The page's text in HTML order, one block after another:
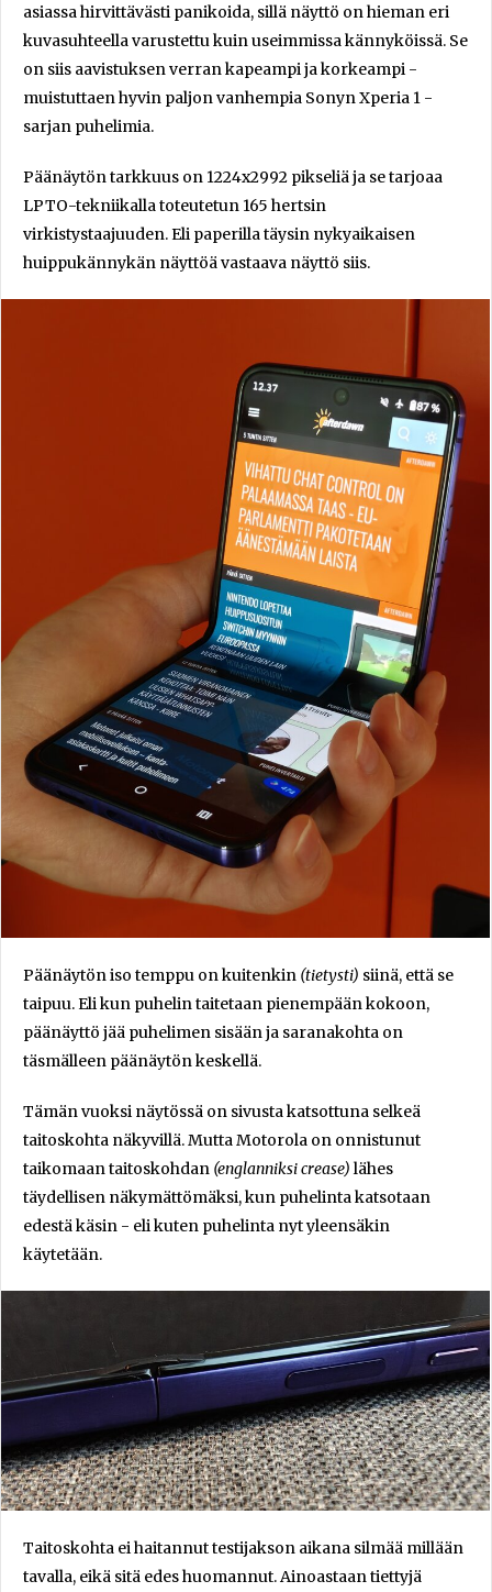
asiassa hirvittävästi panikoida, sillä näyttö on hieman eri
kuvasuhteella varustettu kuin useimmissa kännyköissä. Se
on siis aavistuksen verran kapeampi ja korkeampi -
muistuttaen hyvin paljon vanhempia Sonyn Xperia 1 -
sarjan puhelimia.
Päänäytön tarkkuus on 1224x2992 pikseliä ja se tarjoaa
LPTO-tekniikalla toteutetun 165 hertsin
virkistystaajuuden. Eli paperilla täysin nykyaikaisen
huippukännykän näyttöä vastaava näyttö siis.
Päänäytön iso temppu on kuitenkin (tietysti) siinä, että se
taipuu. Eli kun puhelin taitetaan pienempään kokoon,
päänäyttö jää puhelimen sisään ja saranakohta on
täsmälleen päänäytön keskellä.
Tämän vuoksi näytössä on sivusta katsottuna selkeä
taitoskohta näkyvillä. Mutta Motorola on onnistunut
taikomaan taitoskohdan (englanniksi crease)lähes
täydellisen näkymättömäksi, kun puhelinta katsotaan
edestä käsin - eli kuten puhelinta nyt yleensäkin
käytetään.
Taitoskohta ei haitannut testijakson aikana silmää millään
tavalla, eikä sitä edes huomannut. Ainoastaan tiettyjä